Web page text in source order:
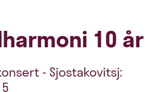
10 år
- Sjostakovitsj: